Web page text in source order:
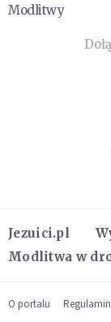
Modlitwy
Jezuici.pl
Modlitwa w
O portalu Regulamin